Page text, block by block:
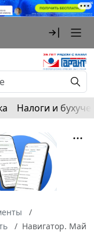
Налоги и
Навигатор. Май